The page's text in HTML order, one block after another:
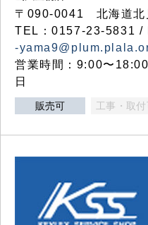
〒090-0041 北海道北
TEL：0157-23-5831 /
-
営業時間：9:00〜
日
販売可 工事・取付